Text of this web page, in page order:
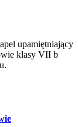
upamiętniający
klasy VII b